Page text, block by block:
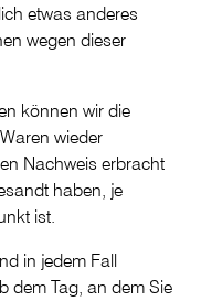
etwas anderes
wegen dieser
können wir die
wieder
Nachweis erbracht
haben, je
ist.
in jedem Fall
dem Tag, an dem Sie